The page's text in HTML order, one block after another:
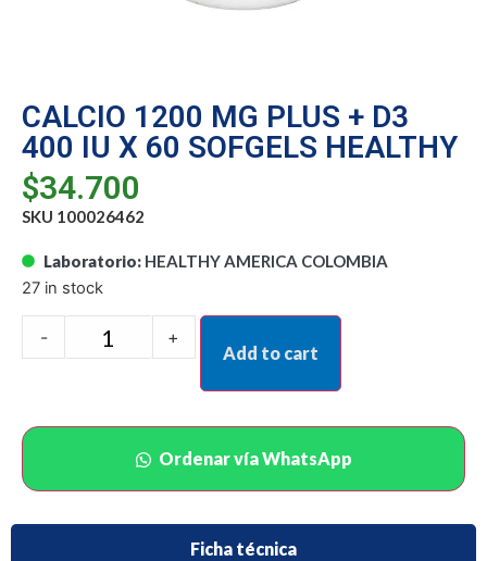
CALCIO 1200 MG PLUS + D3
400 IU X 60 SOFGELS HEALTHY
$34.700
SKU 100026462
Laboratorio: HEALTHY AMERICA COLOMBIA
27 in stock
- +
Add to cart
Ordenar vía WhatsApp
Ficha técnica